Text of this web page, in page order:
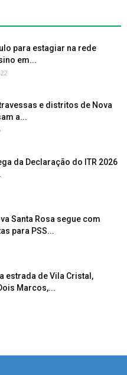
para estagiar na rede
em...
e distritos de Nova
a...
da Declaração do ITR 2026
Santa Rosa segue com
para PSS...
estrada de Vila Cristal,
Marcos,...